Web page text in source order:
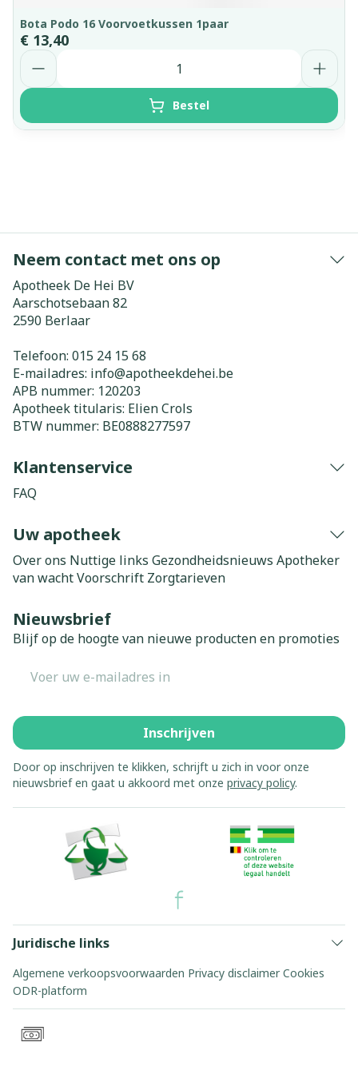
Bota Podo 16 Voorvoetkussen 1paar
€ 13,40
Aantal
Bestel
Neem contact met ons op
Apotheek De Hei BV
Aarschotsebaan 82
2590 Berlaar
Telefoon: 015 24 15 68
E-mailadres: info@apotheekdehei.be
APB nummer: 120203
Apotheek titularis: Elien Crols
BTW nummer: BE0888277597
Klantenservice
FAQ
Uw apotheek
Over ons Nuttige links Gezondheidsnieuws Apotheker
van wachtVoorschrift Zorgtarieven
Nieuwsbrief
Blijf op de hoogte van nieuwe producten en promoties
Inschrijven
Door op inschrijven te klikken, schrijft u zich in voor onze
nieuwsbrief en gaat u akkoord met onze privacy policy.
Juridische links
Algemene verkoopsvoorwaarden Privacy disclaimer Cookies
ODR-platform